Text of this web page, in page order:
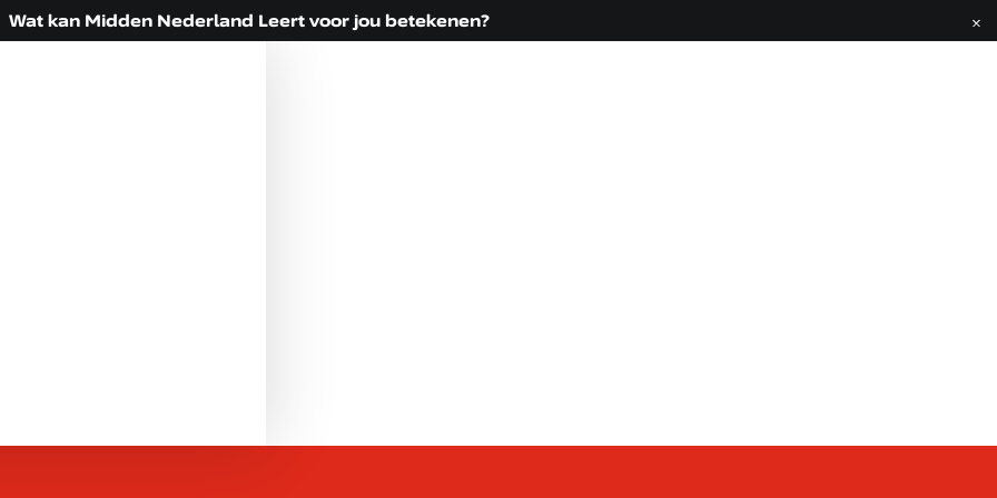
Wat kan Midden Nederland Leert voor jou betekenen?